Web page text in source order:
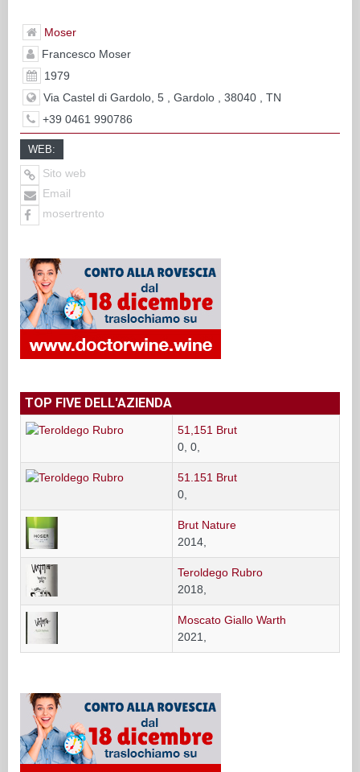
Moser
Francesco Moser
1979
Via Castel di Gardolo, 5 , Gardolo , 38040 , TN
+39 0461 990786
WEB:
Sito web
Email
mosertrento
TOP FIVE DELL'AZIENDA
51,151 Brut
0, 0,
51.151 Brut
0,
Brut Nature
2014,
Teroldego Rubro
2018,
Moscato Giallo Warth
2021,